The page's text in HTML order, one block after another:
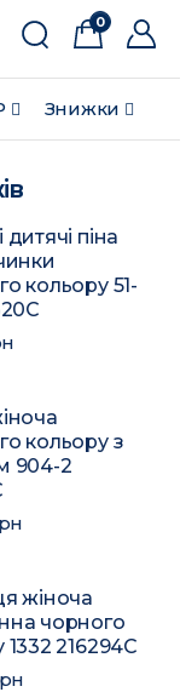
Знижки
0
піна
кольору 51-
кольору з
904-2
жіноча
чорного
1332 216294C